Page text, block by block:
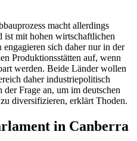
macht allerdings
ist mit hohen wirtschaftlichen
sich daher nur in der
Produktionsstätten auf, wenn
werden. Beide Länder wollen
daher industriepolitisch
Frage an, um im deutschen
diversifizieren, erklärt Thoden.
in Canberra